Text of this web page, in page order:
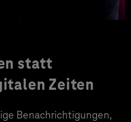
statt
Zeiten
Benachrichtigungen,